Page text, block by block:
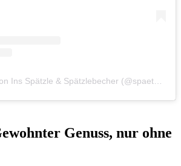
Genuss, nur ohne